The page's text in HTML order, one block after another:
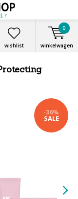
wishlist winkelwagen
0
-36%
SALE